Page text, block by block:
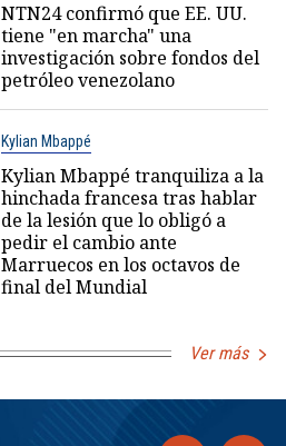
NTN24 confirmó que EE. UU.
tiene "en marcha" una
investigación sobre fondos del
petróleo venezolano
Kylian Mbappé
Kylian Mbappé tranquiliza a la
hinchada francesa tras hablar
de la lesión que lo obligó a
pedir el cambio ante
Marruecos en los octavos de
final del Mundial
Ver más